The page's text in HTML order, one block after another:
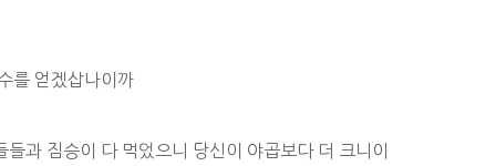
를 얻겠삽나이까
과 짐승이 다 먹었으니 당신이 야곱보다 더 크니이